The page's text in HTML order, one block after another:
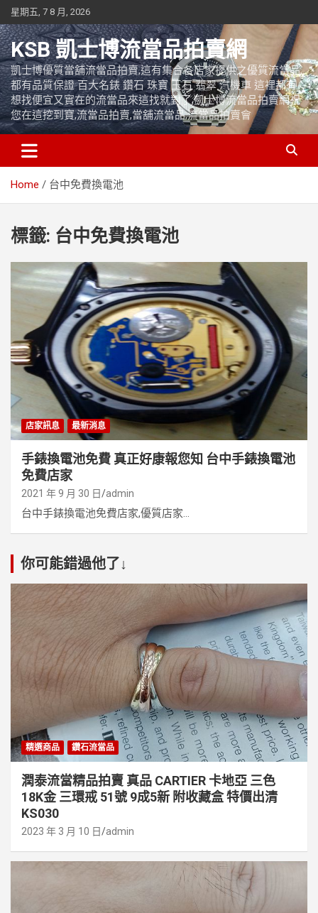
Skip
to
content
星期五, 7 8 月, 2026
KSB 凱士博流當品拍賣網
凱士博優質當舖流當品拍賣,這有集合各店家提供之優質流當品,
都有品質保證 百大名錶 鑽石 珠寶 玉石 翡翠 汽機車 這裡都有
想找便宜又實在的流當品來這找就對了,凱士博流當品拍賣網祝
您在這挖到寶,流當品拍賣,當舖流當品,流當品拍賣會
Home 台中免費換電池
標籤: 台中免費換電池
店家訊息 最新消息
手錶換電池免費 真正好康報您知 台中手錶換電池
免費店家
2021 年 9 月 30 日 admin
台中手錶換電池免費店家,優質店家...
你可能錯過他了↓
精選商品 鑽石流當品
潤泰流當精品拍賣 真品 CARTIER 卡地亞 三色
18K金 三環戒 51號 9成5新 附收藏盒 特價出清
KS030
2023 年 3 月 10 日 admin